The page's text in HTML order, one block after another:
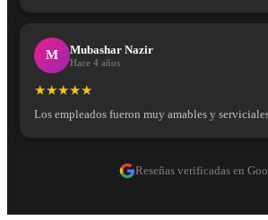
M Mubashar Nazir
Hace 4 años
★★★★★
Los empleados fueron muy amables y
Reseñas verificadas en